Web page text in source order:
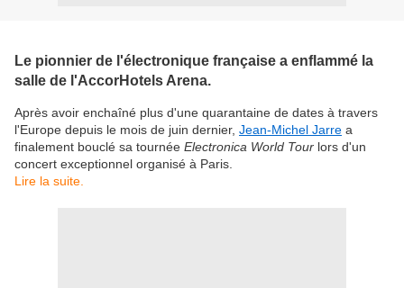
Le pionnier de l'électronique française a enflammé la
salle de l'AccorHotels Arena.
Après avoir enchaîné plus d'une quarantaine de dates à travers
l'Europe depuis le mois de juin dernier, Jean-Michel Jarre a
finalement bouclé sa tournée Electronica World Tour lors d'un
concert exceptionnel organisé à Paris.
Lire la suite.